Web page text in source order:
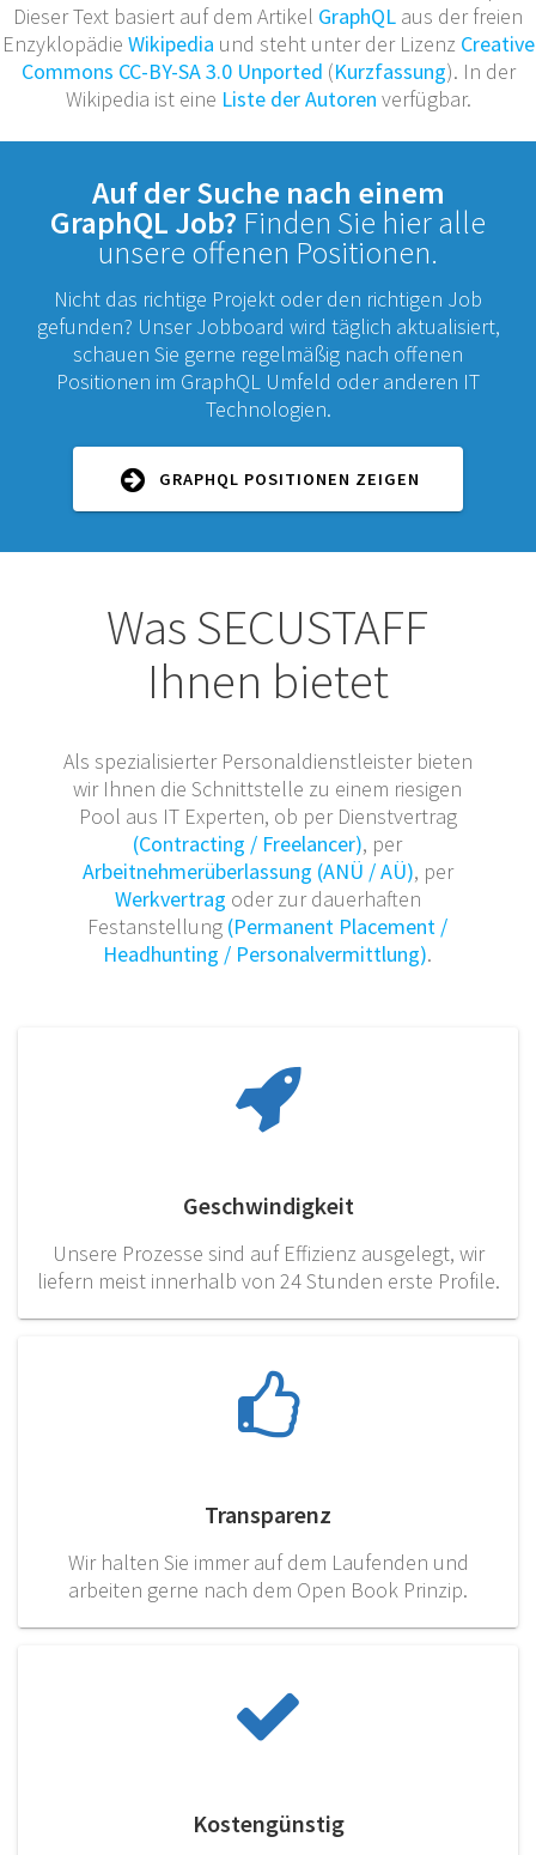
Dieser Text basiert auf dem Artikel GraphQL aus der freien
Enzyklopädie Wikipedia und steht unter der Lizenz Creative
Commons CC-BY-SA 3.0 Unported (Kurzfassung). In der
Wikipedia ist eine Liste der Autoren verfügbar.
Auf der Suche nach einem
GraphQL Job? Finden Sie hier alle
unsere offenen Positionen.
Nicht das richtige Projekt oder den richtigen Job
gefunden? Unser Jobboard wird täglich aktualisiert,
schauen Sie gerne regelmäßig nach offenen
Positionen im GraphQL Umfeld oder anderen IT
Technologien.
GRAPHQL POSITIONEN ZEIGEN
Was SECUSTAFF
Ihnen bietet
Als spezialisierter Personaldienstleister bieten
wir Ihnen die Schnittstelle zu einem riesigen
Pool aus IT Experten, ob per Dienstvertrag
(Contracting / Freelancer), per
Arbeitnehmerüberlassung (ANÜ / AÜ), per
Werkvertrag oder zur dauerhaften
Festanstellung (Permanent Placement /
Headhunting / Personalvermittlung).
Geschwindigkeit
Unsere Prozesse sind auf Effizienz ausgelegt, wir
liefern meist innerhalb von 24 Stunden erste Profile.
Transparenz
Wir halten Sie immer auf dem Laufenden und
arbeiten gerne nach dem Open Book Prinzip.
Kostengünstig